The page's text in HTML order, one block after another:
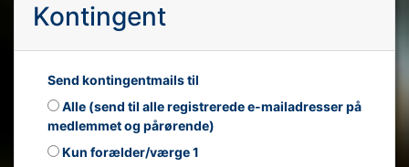
Kontingent
Send kontingentmails til
Alle (send til alle registrerede e-mailadresser på
medlemmet og pårørende)
Kun forælder/værge 1